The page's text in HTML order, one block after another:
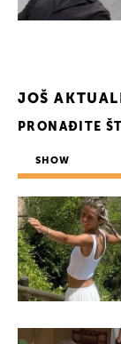
JOŠ
PRONAĐITE
SHOW